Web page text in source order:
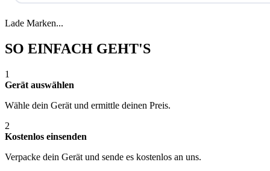
Lade Marken...
SO EINFACH GEHT'S
1
Gerät auswählen
Wähle dein Gerät und ermittle deinen Preis.
2
Kostenlos einsenden
Verpacke dein Gerät und sende es kostenlos an uns.